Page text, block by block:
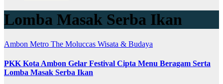
Lomba Masak Serba Ikan
Ambon Metro The Moluccas Wisata & Budaya
PKK Kota Ambon Gelar Festival Cipta Menu Beragam Serta
Lomba Masak Serba Ikan